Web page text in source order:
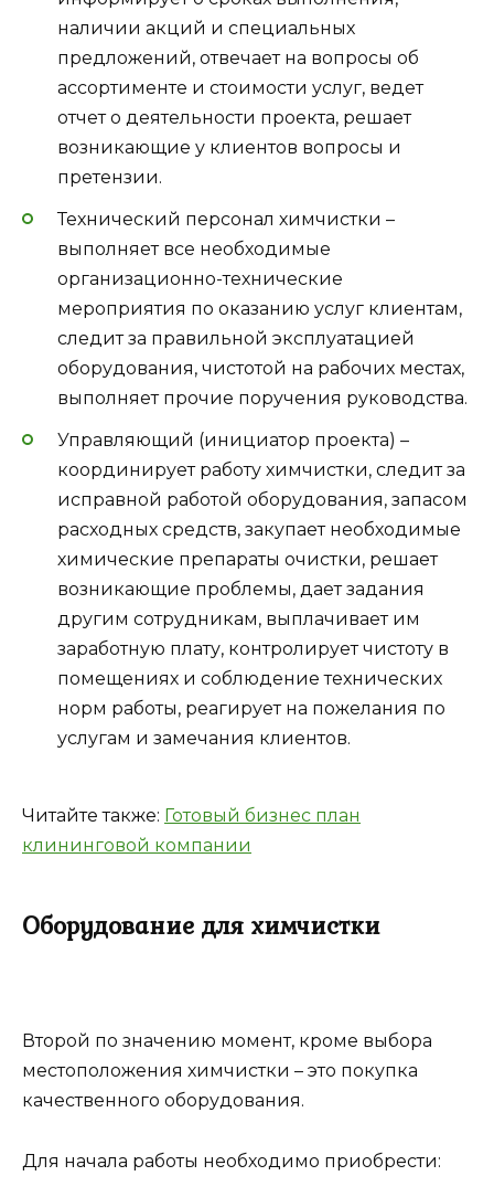
наличии акций и специальных
предложений, отвечает на вопросы об
ассортименте и стоимости услуг, ведет
отчет о деятельности проекта, решает
возникающие у клиентов вопросы и
претензии.
Технический персонал химчистки –
выполняет все необходимые
организационно-технические
мероприятия по оказанию услуг клиентам,
следит за правильной эксплуатацией
оборудования, чистотой на рабочих местах,
выполняет прочие поручения руководства.
Управляющий (инициатор проекта) –
координирует работу химчистки, следит за
исправной работой оборудования, запасом
расходных средств, закупает необходимые
химические препараты очистки, решает
возникающие проблемы, дает задания
другим сотрудникам, выплачивает им
заработную плату, контролирует чистоту в
помещениях и соблюдение технических
норм работы, реагирует на пожелания по
услугам и замечания клиентов.
Читайте также: Готовый бизнес план
клининговой компании
Оборудование для химчистки
Второй по значению момент, кроме выбора
местоположения химчистки – это покупка
качественного оборудования.
Для начала работы необходимо приобрести: